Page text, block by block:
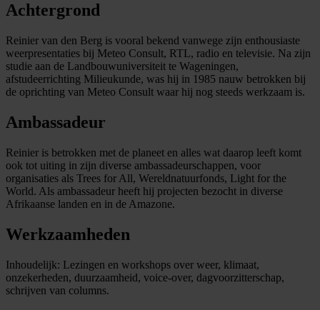
Achtergrond
Reinier van den Berg is vooral bekend vanwege zijn enthousiaste
weerpresentaties bij Meteo Consult, RTL, radio en televisie. Na zijn
studie aan de Landbouwuniversiteit te Wageningen,
afstudeerrichting Milieukunde, was hij in 1985 nauw betrokken bij
de oprichting van Meteo Consult waar hij nog steeds werkzaam is.
Ambassadeur
Reinier is betrokken met de planeet en alles wat daarop leeft komt
ook tot uiting in zijn diverse ambassadeurschappen, voor
organisaties als Trees for All, Wereldnatuurfonds, Light for the
World. Als ambassadeur heeft hij projecten bezocht in diverse
Afrikaanse landen en in de Amazone.
Werkzaamheden
Inhoudelijk: Lezingen en workshops over weer, klimaat,
onzekerheden, duurzaamheid, voice-over, dagvoorzitterschap,
schrijven van columns.